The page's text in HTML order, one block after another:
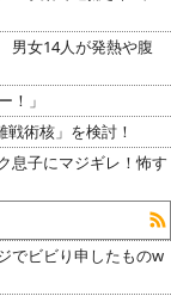
男女14人が発熱や腹
！」
術核」を検討！
息子にマジギレ！怖す
でビビり申したものw